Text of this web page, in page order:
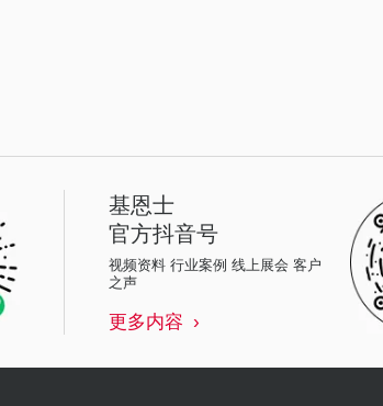
基恩士
官方抖音号
视频资料 行业案例 线上展会 客户
之声
更多内容